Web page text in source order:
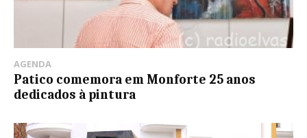
AGENDA
Patico comemora em Monforte 25 anos
dedicados à pintura